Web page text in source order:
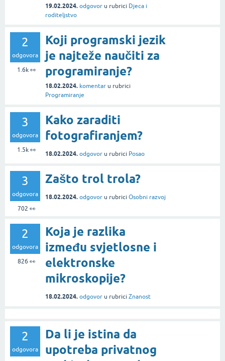
19.02.2024. odgovor u rubrici Djeca i
roditeljstvo
2
odgovora
1.6k👀
Koji programski jezik
je najteže naučiti za
programiranje?
18.02.2024. komentar u rubrici
Programiranje
3
odgovora
1.5k👀
Kako zaraditi
fotografiranjem?
18.02.2024. odgovor u rubrici Posao
3
odgovora
702 👀
Zašto trol trola?
18.02.2024. odgovor u rubrici Osobni razvoj
2
odgovora
826 👀
Koja je razlika
između svjetlosne i
elektronske
mikroskopije?
18.02.2024. odgovor u rubrici Znanost
2
odgovora
Da li je istina da
upotreba privatnog